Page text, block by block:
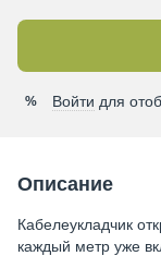
% Войти для
Описание
Кабелеукладчик
каждый метр уже